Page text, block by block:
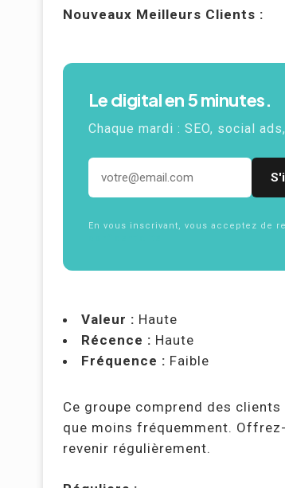
Nouveaux Meilleurs Clients :
Le digital en 5 minutes.
Chaque mardi : SEO, social ads,
En vous inscrivant, vous acceptez de
Valeur : Haute
Récence : Haute
Fréquence : Faible
Ce groupe comprend des
que moins fréquemment.
revenir régulièrement.